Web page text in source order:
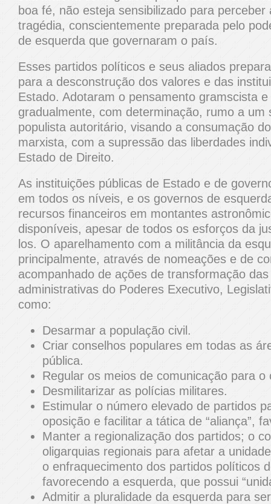
boa fé, não esteja sensibilizado para perceber
tragédia, conscientemente preparada pelo
de esquerda que governaram o país.
Esses partidos políticos e seus aliados
para a desconstrução dos valores e das
Estado. Adotaram o pensamento gramscista
gradualmente, com determinação, rumo a um
populista autoritário, visando a consumação
marxista, com a supressão das liberdades
Estado de Direito.
As instituições públicas de Estado e de
em todos os níveis, e os governos de
recursos financeiros em montantes
disponíveis, apesar de todos os esforços da
los. O aparelhamento com a militância da
principalmente, através de nomeações e de
acompanhado de ações de transformação
administrativas do Poderes Executivo,
como:
Desarmar a população civil.
Criar conselhos populares em todas as
pública.
Regular os meios de comunicação para
Desmilitarizar as polícias militares.
Estimular o número elevado de partidos
oposição e facilitar a tática de “aliança”,
Manter a regionalização dos partidos; o
oligarquias regionais para afetar a
o enfraquecimento dos partidos políticos
favorecendo a esquerda, que possui
Admitir a pluralidade da esquerda para